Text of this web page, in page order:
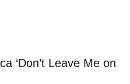
‘Don’t Leave Me on